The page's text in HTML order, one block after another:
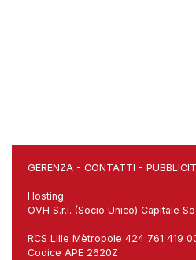
GERENZA - CONTATTI -
Hosting
OVH S.r.l. (Socio Unico) Capitale
RCS Lille Mètropole 424 761 419
Codice APE 2620Z